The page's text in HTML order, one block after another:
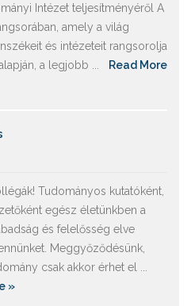
Intézet teljesítményéről A
amely a világ
és intézeteit rangsorolja
a legjobb ...
Read More
Tudományos kutatóként,
egész életünkben a
és felelősség elve
Meggyőződésünk,
csak akkor érhet el ...
»